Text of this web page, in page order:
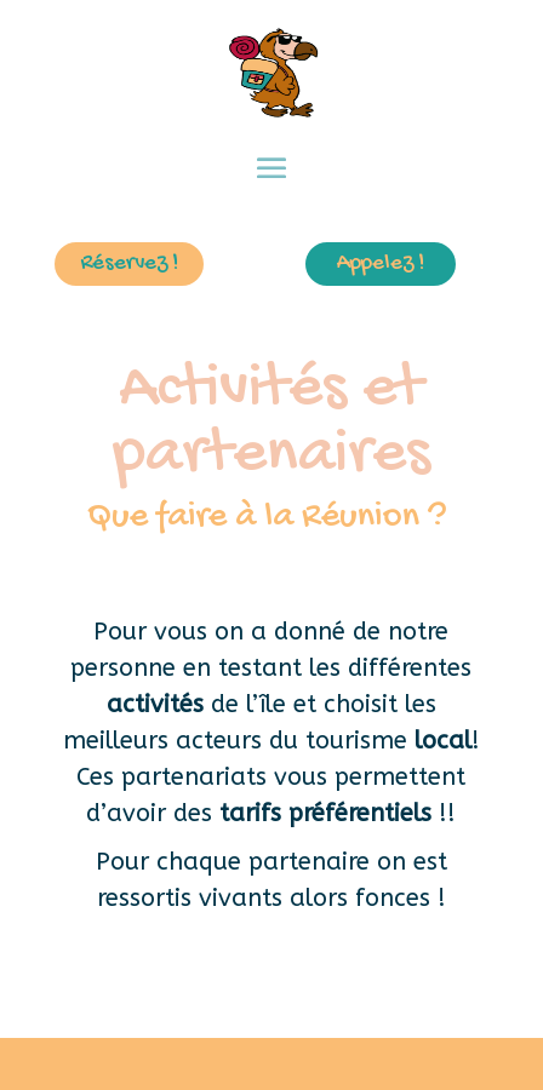
Réservez ! Appelez !
Activités et
partenaires
Que faire à la Réunion ?
Pour vous on a donné de notre
personne en testant les différentes
activitésde l’île et choisit les
meilleurs acteurs du tourisme local!
Ces partenariats vous permettent
d’avoir des tarifs préférentiels !!
Pour chaque partenaire on est
ressortis vivants alors fonces !